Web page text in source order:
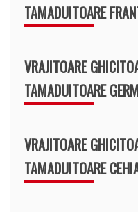
TAMADUITOARE
VRAJITOARE
TAMADUITOARE
VRAJITOARE
TAMADUITOARE